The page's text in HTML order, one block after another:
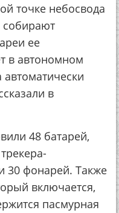
точке небосвода
собирают
ее
в автономном
в
48 батарей,
30 фонарей. Также
включается,
пасмурная